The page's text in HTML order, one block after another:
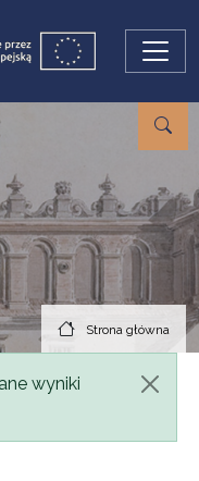
Strona główna
wyniki